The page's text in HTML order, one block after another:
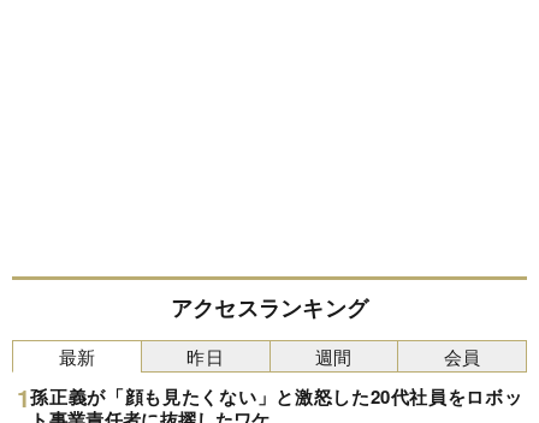
アクセスランキング
最新
孫正義が「顔も見たくない」と激怒した20代社員をロボッ
昨日 週間 会員